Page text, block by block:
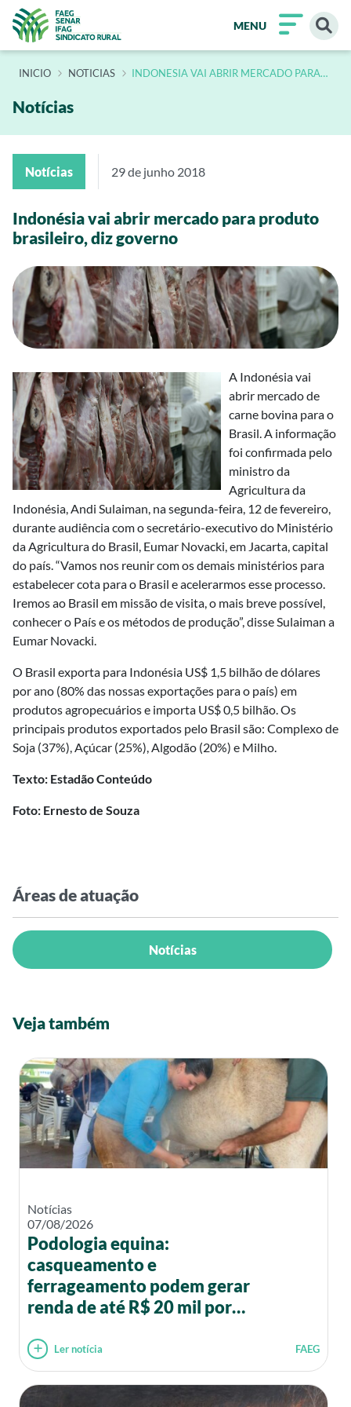
MENU
INÍCIO NOTICIAS INDONESIA VAI ABRIR MERCADO PARA
Notícias
Notícias 29 de junho 2018
Indonésia vai abrir mercado para produto
brasileiro, diz governo
A Indonésia vai
abrir mercado de
carne bovina para o
Brasil. A informação
foi confirmada pelo
ministro da
Agricultura da
Indonésia, Andi Sulaiman, na segunda-feira, 12 de fevereiro,
durante audiência com o secretário-executivo do Ministério
da Agricultura do Brasil, Eumar Novacki, em Jacarta, capital
do país. “Vamos nos reunir com os demais ministérios para
estabelecer cota para o Brasil e acelerarmos esse processo.
Iremos ao Brasil em missão de visita, o mais breve possível,
conhecer o País e os métodos de produção”, disse Sulaiman a
Eumar Novacki.
O Brasil exporta para Indonésia US$ 1,5 bilhão de dólares
por ano (80% das nossas exportações para o país) em
produtos agropecuários e importa US$ 0,5 bilhão. Os
principais produtos exportados pelo Brasil são: Complexo de
Soja (37%), Açúcar (25%), Algodão (20%) e Milho.
Texto: Estadão Conteúdo
Foto: Ernesto de Souza
Áreas de atuação
Notícias
Veja também
Notícias
07/08/2026
Podologia equina:
casqueamento e
ferrageamento podem gerar
renda de até R$ 20 mil por
Ler notícia FAEG